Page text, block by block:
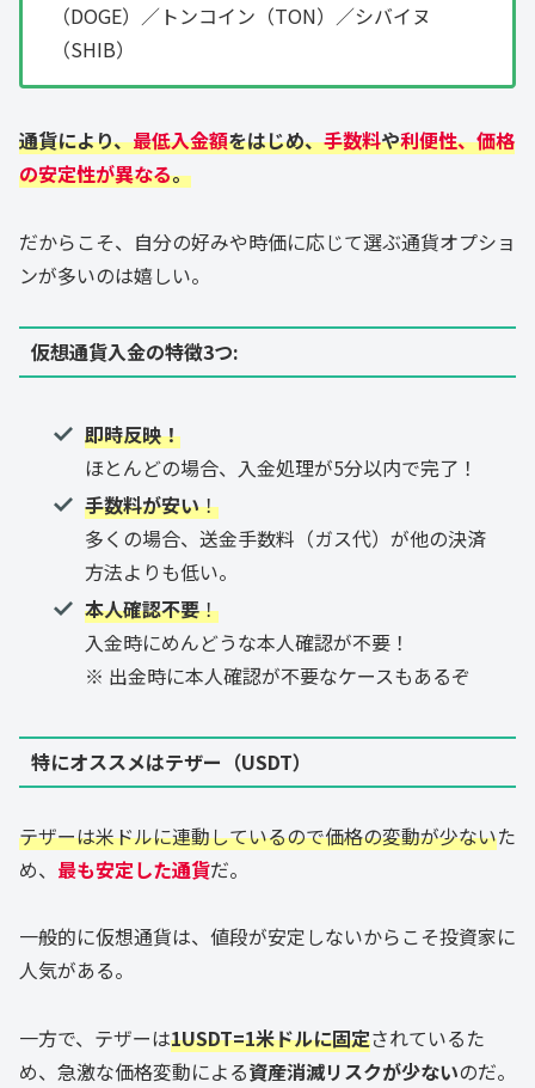
（DOGE）／トンコイン（TON）／シバイヌ
（SHIB）
通貨により、最低入金額をはじめ、手数料や利便性、価格
の安定性が異なる。
だからこそ、自分の好みや時価に応じて選ぶ通貨オプショ
ンが多いのは嬉しい。
仮想通貨入金の特徴3つ:
即時反映！
ほとんどの場合、入金処理が5分以内で完了！
手数料が安い！
多くの場合、送金手数料（ガス代）が他の決済
方法よりも低い。
本人確認不要！
入金時にめんどうな本人確認が不要！
※ 出金時に本人確認が不要なケースもあるぞ
特にオススメはテザー（USDT）
テザーは米ドルに連動しているので価格の変動が少ないた
め、 最も安定した通貨だ。
一般的に仮想通貨は、値段が安定しないからこそ投資家に
人気がある。
一方で、テザーは1USDT=1米ドルに固定されているた
め、急激な価格変動による資産消滅リスクが少ないのだ。